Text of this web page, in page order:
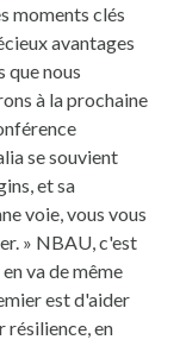
moments clés
avantages
que nous
à la prochaine
se souvient
et sa
voie, vous vous
» NBAU, c'est
va de même
est d'aider
résilience, en